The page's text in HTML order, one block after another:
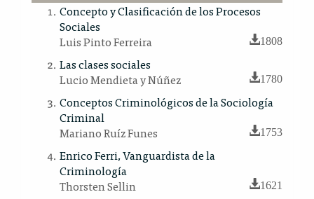
Concepto y Clasificación de los Procesos
Sociales
Luis Pinto Ferreira
1808
Las clases sociales
Lucio Mendieta y Núñez
1780
Conceptos Criminológicos de la Sociología
Criminal
Mariano Ruíz Funes
1753
Enrico Ferri, Vanguardista de la
Criminología
Thorsten Sellin
1621